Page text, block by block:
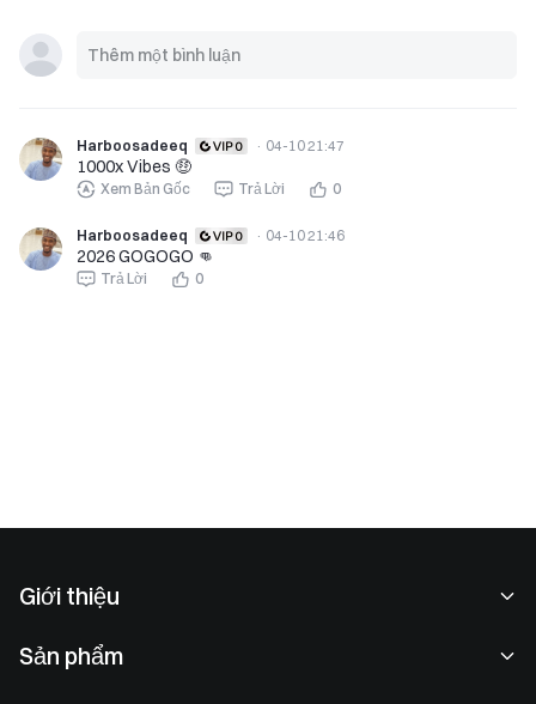
Harboosadeeq · 04-10 21:47
1000x Vibes 🤑
Xem Bản Gốc Trả Lời 0
Harboosadeeq · 04-10 21:46
2026 GOGOGO 👊
Trả Lời 0
Giới thiệu
Sản phẩm